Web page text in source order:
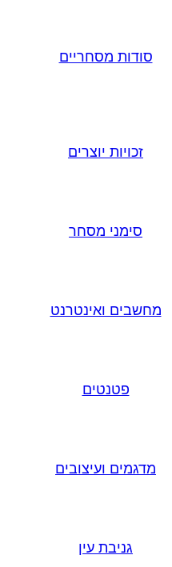
סודות מסחריים
זכויות יוצרים
סימני מסחר
מחשבים ואינטרנט
פטנטים
מדגמים ועיצובים
גניבת עין